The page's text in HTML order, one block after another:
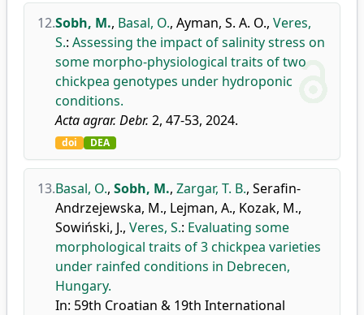
12.Sobh, M., Basal, O., Ayman, S. A. O., Veres,
S.: Assessing the impact of salinity stress on
some morpho-physiological traits of two
chickpea genotypes under hydroponic
conditions.
Acta agrar. Debr. 2, 47-53, 2024.
doi DEA
13.Basal, O., Sobh, M., Zargar, T. B., Serafin-
Andrzejewska, M., Lejman, A., Kozak, M.,
Sowiński, J., Veres, S.: Evaluating some
morphological traits of 3 chickpea varieties
under rainfed conditions in Debrecen,
Hungary.
In: 59th Croatian & 19th International